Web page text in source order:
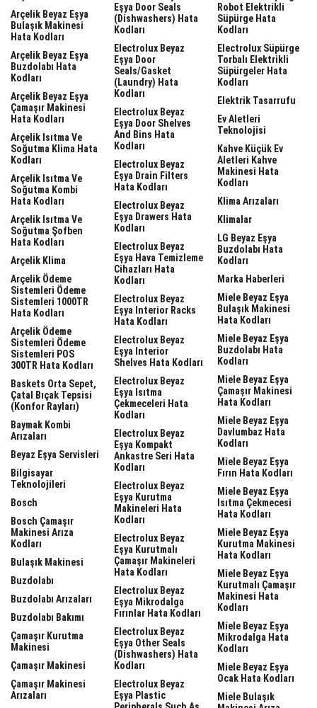
Arçelik Beyaz Eşya
Bulaşık Makinesi
Hata Kodları
Arçelik Beyaz Eşya
Buzdolabı Hata
Kodları
Arçelik Beyaz Eşya
Çamaşır Makinesi
Hata Kodları
Arçelik Isıtma Ve
Soğutma Klima Hata
Kodları
Arçelik Isıtma Ve
Soğutma Kombi
Hata Kodları
Arçelik Isıtma Ve
Soğutma Şofben
Hata Kodları
Arçelik Klima
Arçelik Ödeme
Sistemleri Ödeme
Sistemleri 1000TR
Hata Kodları
Arçelik Ödeme
Sistemleri Ödeme
Sistemleri POS
300TR Hata Kodları
Baskets Orta Sepet,
Çatal Bıçak Tepsisi
(Konfor Rayları)
Baymak Kombi
Arızaları
Beyaz Eşya Servisleri
Bilgisayar
Teknolojileri
Bosch
Bosch Çamaşır
Makinesi Arıza
Kodları
Bulaşık Makinesi
Buzdolabı
Buzdolabı Arızaları
Buzdolabı Bakımı
Çamaşır Kurutma
Makinesi
Çamaşır Makinesi
Çamaşır Makinesi
Arızaları
Eşya Door Seals
(dishwashers) Hata
Kodları
Electrolux Beyaz
Eşya Door
Seals/gasket
(laundry) Hata
Kodları
Electrolux Beyaz
Eşya Door Shelves
And Bins Hata
Kodları
Electrolux Beyaz
Eşya Drain Filters
Hata Kodları
Electrolux Beyaz
Eşya Drawers Hata
Kodları
Electrolux Beyaz
Eşya Hava Temizleme
Cihazları Hata
Kodları
Electrolux Beyaz
Eşya Interior Racks
Hata Kodları
Electrolux Beyaz
Eşya Interior
Shelves Hata Kodları
Electrolux Beyaz
Eşya Isıtma
Çekmeceleri Hata
Kodları
Electrolux Beyaz
Eşya Kompakt
Ankastre Seri Hata
Kodları
Electrolux Beyaz
Eşya Kurutma
Makineleri Hata
Kodları
Electrolux Beyaz
Eşya Kurutmalı
Çamaşır Makineleri
Hata Kodları
Electrolux Beyaz
Eşya Mikrodalga
Fırınlar Hata Kodları
Electrolux Beyaz
Eşya Other Seals
(dishwashers) Hata
Kodları
Electrolux Beyaz
Eşya Plastic
Robot Elektrikli
Süpürge Hata
Kodları
Electrolux Süpürge
Torbalı Elektrikli
Süpürgeler Hata
Kodları
Elektrik Tasarrufu
Ev Aletleri
Teknolojisi
Kahve Küçük Ev
Aletleri Kahve
Makinesi Hata
Kodları
Klima Arızaları
Klimalar
LG Beyaz Eşya
Buzdolabı Hata
Kodları
Marka Haberleri
Miele Beyaz Eşya
Bulaşık Makinesi
Hata Kodları
Miele Beyaz Eşya
Buzdolabı Hata
Kodları
Miele Beyaz Eşya
Çamaşır Makinesi
Hata Kodları
Miele Beyaz Eşya
Davlumbaz Hata
Kodları
Miele Beyaz Eşya
Fırın Hata Kodları
Miele Beyaz Eşya
Isıtma Çekmecesi
Hata Kodları
Miele Beyaz Eşya
Kurutma Makinesi
Hata Kodları
Miele Beyaz Eşya
Kurutmalı Çamaşır
Makinesi Hata
Kodları
Miele Beyaz Eşya
Mikrodalga Hata
Kodları
Miele Beyaz Eşya
Ocak Hata Kodları
Miele Bulaşık